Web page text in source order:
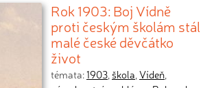
Rok 1903: Boj Vídně
proti českým školám stál
malé české děvčátko
život
témata:1903, škola,Vídeň,